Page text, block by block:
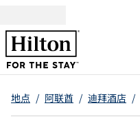
地点 / 阿联酋 / 迪拜酒店 /